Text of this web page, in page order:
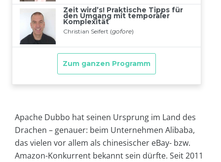
Apache Dubbo hat seinen Ursprung im Land des
Drachen – genauer: beim Unternehmen Alibaba,
das vielen vor allem als chinesischer eBay- bzw.
Amazon-Konkurrent bekannt sein dürfte. Seit 2011